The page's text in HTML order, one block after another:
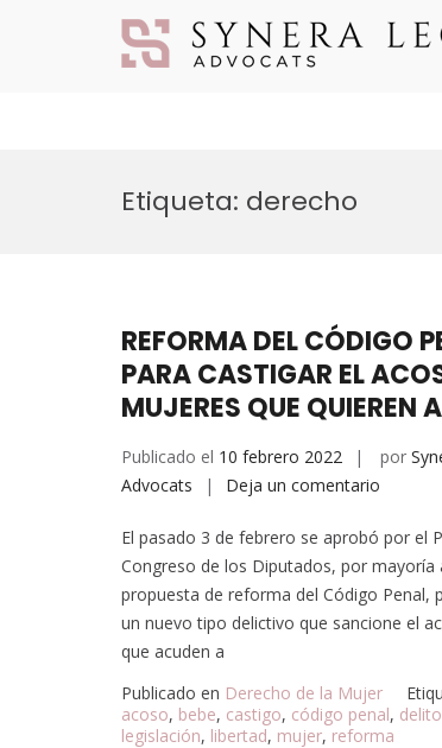
Etiqueta: derecho
REFORMA DEL CÓDIGO
PARA CASTIGAR EL
MUJERES QUE QUIEREN
Publicado el 10 febrero 2022 por
Advocats
Deja un comentario
El pasado 3 de febrero se aprobó por el
Congreso de los Diputados, por mayoría
propuesta de reforma del Código Penal,
un nuevo tipo delictivo que sancione el
que acuden a
Publicado en Derecho de la Mujer
acoso, bebe, castigo, código penal, delito
legislación, libertad, mujer, reforma